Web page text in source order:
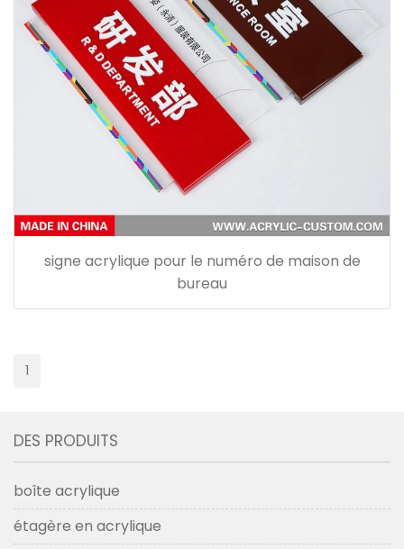
signe acrylique pour le numéro de maison de
bureau
1
DES PRODUITS
boîte acrylique
étagère en acrylique